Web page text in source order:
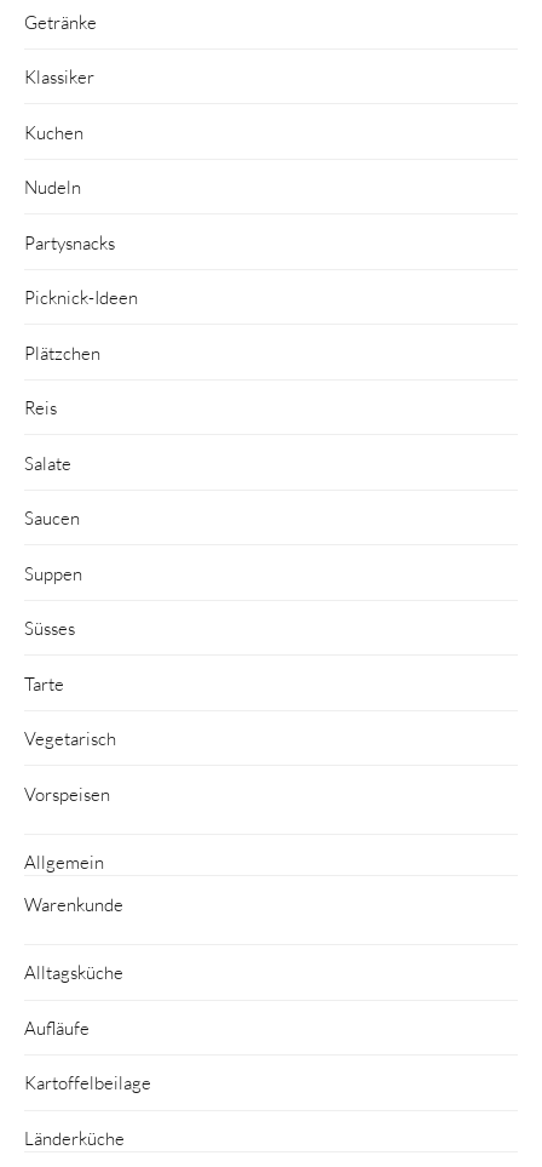
Getränke
Klassiker
Kuchen
Nudeln
Partysnacks
Picknick-Ideen
Plätzchen
Reis
Salate
Saucen
Suppen
Süsses
Tarte
Vegetarisch
Vorspeisen
Allgemein
Warenkunde
Alltagsküche
Aufläufe
Kartoffelbeilage
Länderküche